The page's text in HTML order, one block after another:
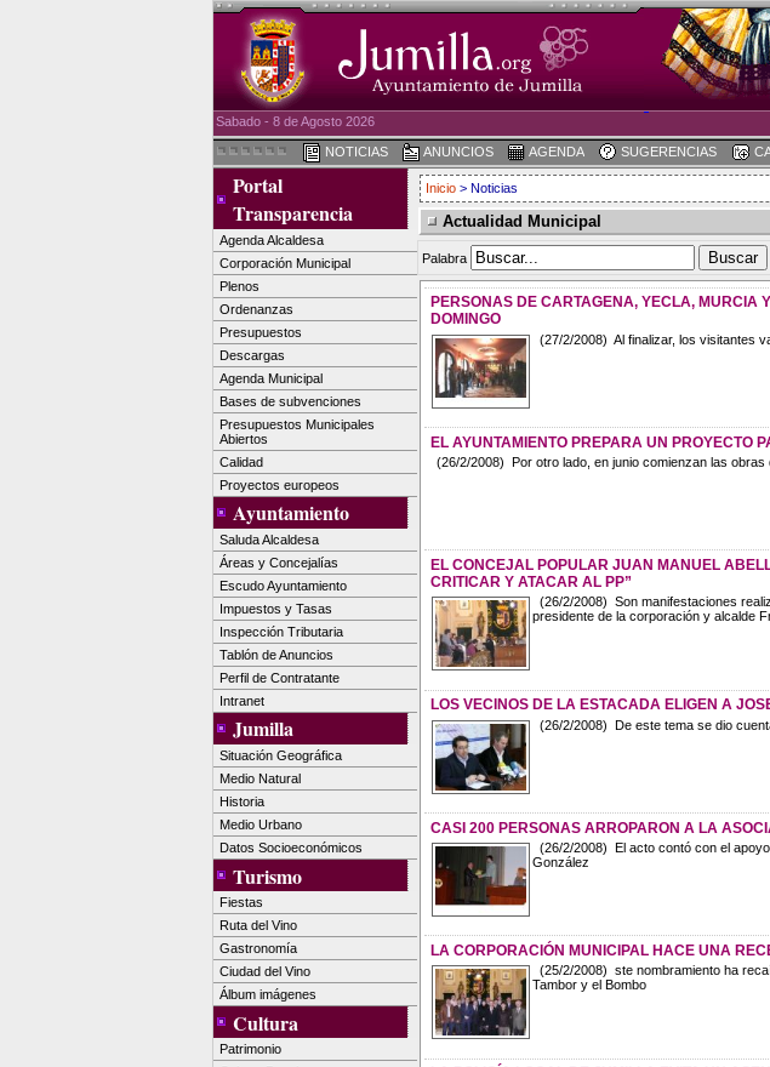
Sabado - 8 de Agosto 2026
NOTICIAS ANUNCIOS AGENDA SUGERENCIAS
Portal
Transparencia
Agenda Alcaldesa
Corporación Municipal
Plenos
Ordenanzas
Presupuestos
Descargas
Agenda Municipal
Bases de subvenciones
Presupuestos Municipales
Abiertos
Calidad
Proyectos europeos
Ayuntamiento
Saluda Alcaldesa
Áreas y Concejalías
Escudo Ayuntamiento
Impuestos y Tasas
Inspección Tributaria
Tablón de Anuncios
Perfil de Contratante
Intranet
Jumilla
Situación Geográfica
Medio Natural
Historia
Medio Urbano
Datos Socioeconómicos
Turismo
Fiestas
Ruta del Vino
Gastronomía
Ciudad del Vino
Álbum imágenes
Cultura
Patrimonio
Inicio > Noticias
Actualidad Municipal
Palabra
PERSONAS DE CARTAGENA, YECLA, MURCIA
DOMINGO
(27/2/2008) Al finalizar, los visitantes
EL AYUNTAMIENTO PREPARA UN PROYECTO
(26/2/2008) Por otro lado, en junio comienzan las
EL CONCEJAL POPULAR JUAN MANUEL
CRITICAR Y ATACAR AL PP”
(26/2/2008) Son manifestaciones
presidente de la corporación y alcalde
LOS VECINOS DE LA ESTACADA ELIGEN A
(26/2/2008) De este tema se dio
CASI 200 PERSONAS ARROPARON A LA
(26/2/2008) El acto contó con el
González
LA CORPORACIÓN MUNICIPAL HACE UNA
(25/2/2008) ste nombramiento ha
Tambor y el Bombo